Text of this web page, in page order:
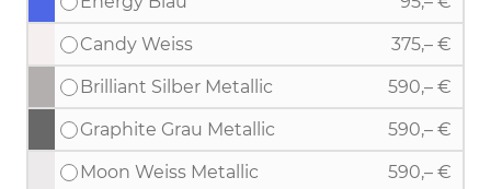
Candy Weiss 375,– €
Brilliant Silber Metallic 590,– €
Graphite Grau Metallic 590,– €
Moon Weiss Metallic 590,– €